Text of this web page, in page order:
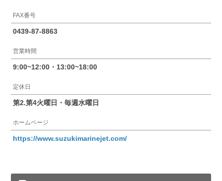
FAX番号
0439-87-8863
営業時間
9:00~12:00・13:00~18:00
定休日
第2.第4火曜日・毎週水曜日
ホームページ
https://www.suzukimarinejet.com/